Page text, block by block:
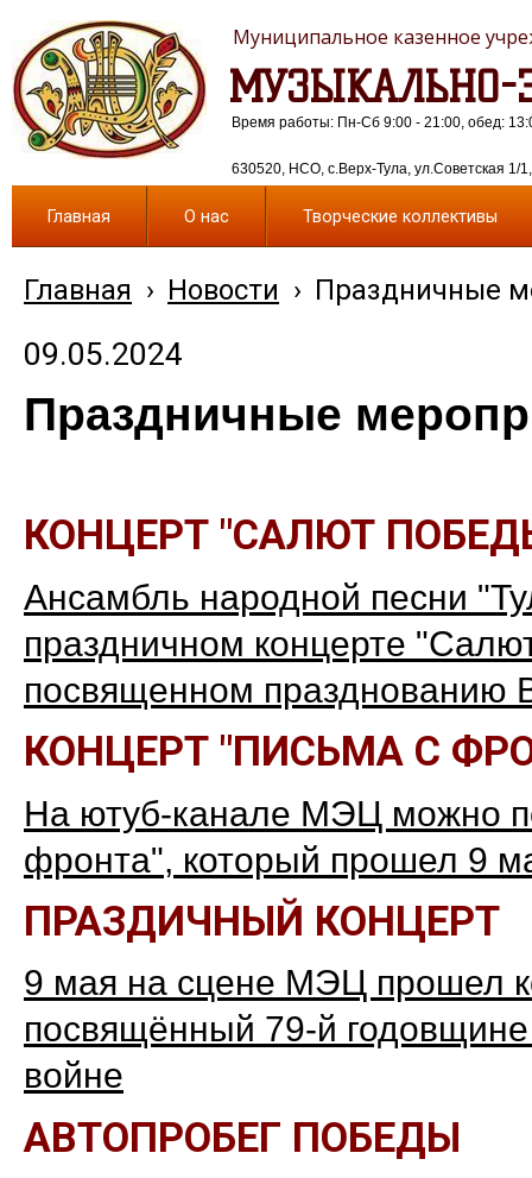
МУЗЫКАЛЬНО-
Муниципальное казенное
630520, НСО, с.Верх-Тула, ул.Советская 1/
Время работы: Пн-Сб 9:00 - 21:00, обед:
Главная О нас Творческие коллективы
Главная › Новости › Праздничные
09.05.2024
Праздничные
КОНЦЕРТ "САЛЮТ
Ансамбль народной песни
праздничном концерте
посвященном празднованию
КОНЦЕРТ "ПИСЬМА С
На ютуб-канале МЭЦ можно
фронта", который прошел 9
ПРАЗДИЧНЫЙ КОНЦЕРТ
9 мая на сцене МЭЦ прошел
посвящённый 79-й
войне
АВТОПРОБЕГ ПОБЕДЫ